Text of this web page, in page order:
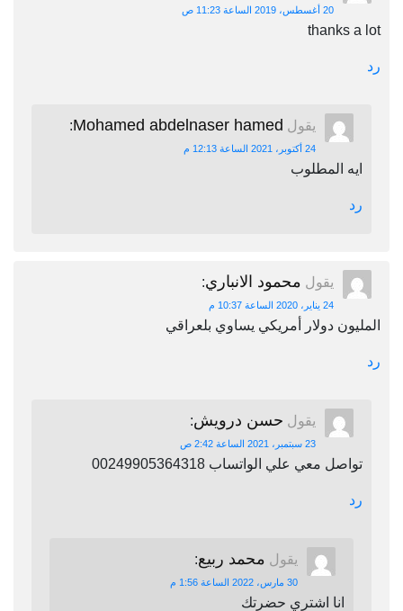
20 أغسطس، 2019 الساعة 11:23 ص
thanks a lot
رد
يقول Mohamed abdelnaser hamed
:
24 أكتوبر، 2021 الساعة 12:13 م
ايه المطلوب
رد
يقول محمود الانباري:
24 يناير، 2020 الساعة 10:37 م
المليون دولار أمريكي يساوي بلعراقي
رد
يقول حسن درويش:
23 سبتمبر، 2021 الساعة 2:42 ص
تواصل معي علي الواتساب 00249905364318
رد
يقول محمد ربيع:
30 مارس، 2022 الساعة 1:56 م
انا اشتري حضرتك